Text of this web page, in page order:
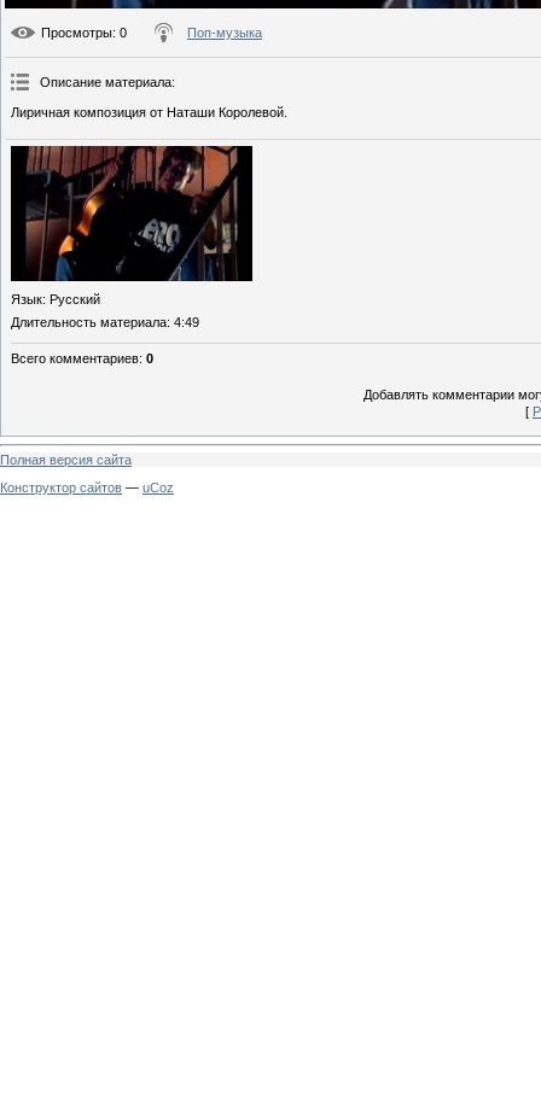
Просмотры: 0 Поп-музыка
Описание материала:
Лиричная композиция от Наташи Королевой.
Язык: Русский
Длительность материала: 4:49
Всего комментариев: 0
Добавлять комментарии
[
Полная версия сайта
Конструктор сайтов — uCoz